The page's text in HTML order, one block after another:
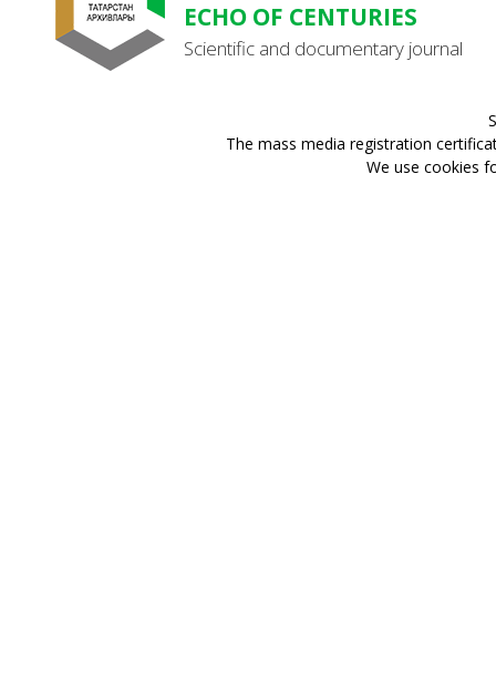
ECHO OF CENTURIES
Scientific and documentary journal
The mass media registration
We use cookies